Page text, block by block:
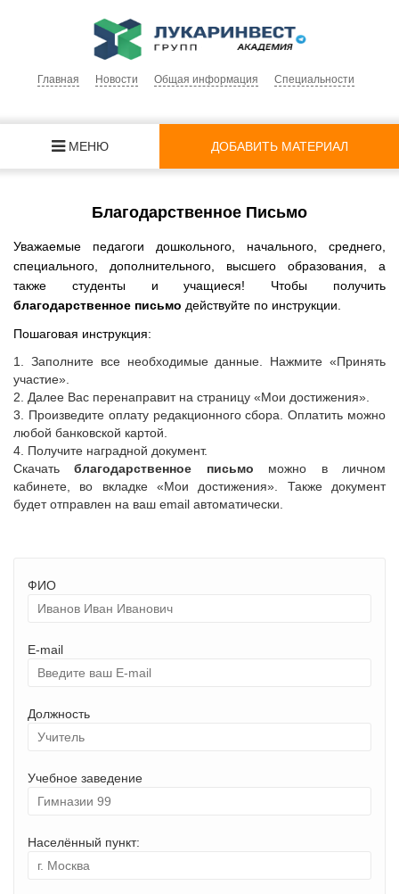
Главная Новости Общая информация Специальности
МЕНЮ ДОБАВИТЬ МАТЕРИАЛ
Благодарственное Письмо
Уважаемые педагоги дошкольного, начального, среднего,
специального, дополнительного, высшего образования, а
также студенты и учащиеся! Чтобы получить
благодарственное письмо действуйте по инструкции.
Пошаговая инструкция:
1. Заполните все необходимые данные. Нажмите «Принять
участие».
2. Далее Вас перенаправит на страницу «Мои достижения».
3. Произведите оплату редакционного сбора. Оплатить можно
любой банковской картой.
4. Получите наградной документ.
Скачатьблагодарственное письмо можно в личном
кабинете, во вкладке «Мои достижения». Также документ
будет отправлен на ваш email автоматически.
ФИО
E-mail
Должность
Учебное заведение
Населённый пункт: